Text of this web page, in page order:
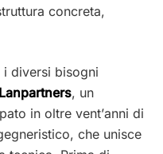
concreta,
diversi bisogni
Lanpartners, un
in oltre vent’anni di
che unisce